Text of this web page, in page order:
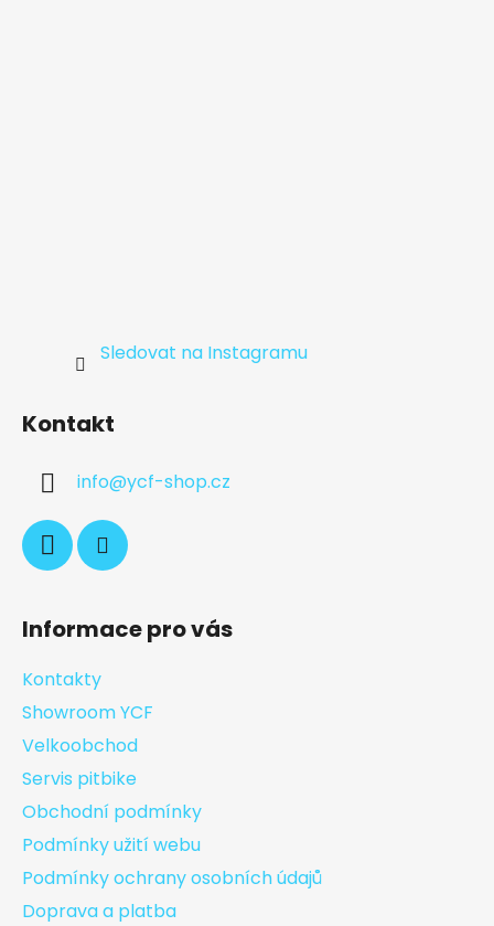
Sledovat na Instagramu
Kontakt
info@ycf-shop.cz
Informace pro vás
Kontakty
Showroom YCF
Velkoobchod
Servis pitbike
Obchodní podmínky
Podmínky užití webu
Podmínky ochrany osobních údajů
Doprava a platba